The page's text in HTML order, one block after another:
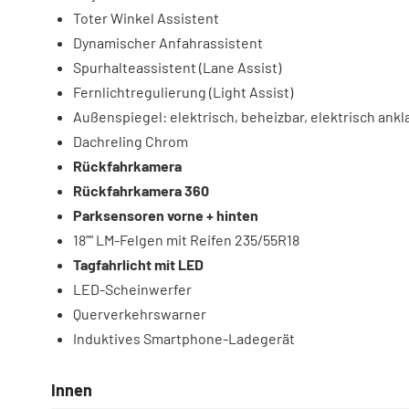
Toter Winkel Assistent
Dynamischer Anfahrassistent
Spurhalteassistent (Lane Assist)
Fernlichtregulierung (Light Assist)
Außenspiegel: elektrisch, beheizbar, elektrisch
Dachreling Chrom
Rückfahrkamera
Rückfahrkamera 360
Parksensoren vorne + hinten
18"" LM-Felgen mit Reifen 235/55R18
Tagfahrlicht mit LED
LED-Scheinwerfer
Querverkehrswarner
Induktives Smartphone-Ladegerät
Innen